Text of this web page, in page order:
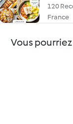
120
France
Vous